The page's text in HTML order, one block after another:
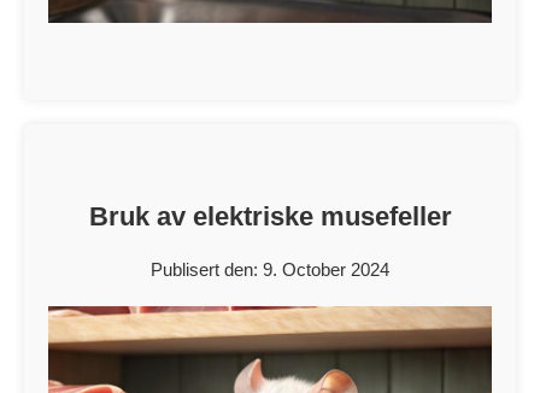
Bruk av elektriske musefeller
Publisert den: 9. October 2024